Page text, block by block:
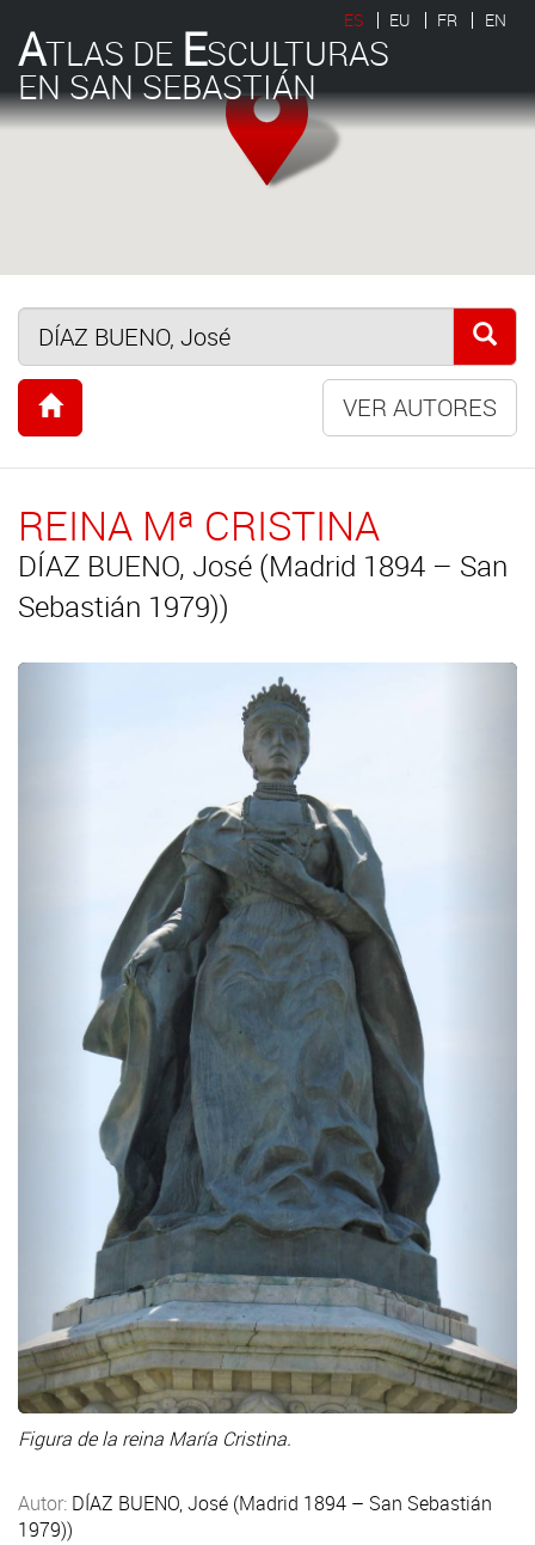
ATLAS DE ESCULTURAS
EN SAN SEBASTIÁN
ES EU FR EN
VER AUTORES
REINA Mª CRISTINA
DÍAZ BUENO, José (Madrid 1894 – San
Sebastián 1979))
Figura de la reina María Cristina.
Autor: DÍAZ BUENO, José (Madrid 1894 – San Sebastián
1979))